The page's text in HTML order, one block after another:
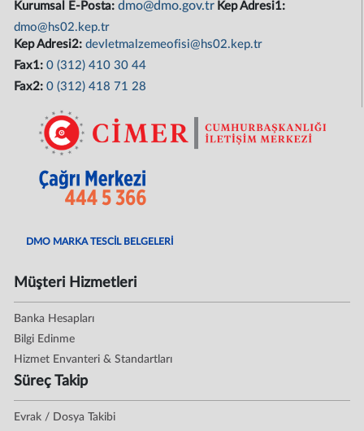
Kurumsal E-Posta:dmo@dmo.gov.tr Kep Adresi1:
dmo@hs02.kep.tr
Kep Adresi2:devletmalzemeofisi@hs02.kep.tr
Fax1:0 (312) 410 30 44
Fax2:0 (312) 418 71 28
DMO MARKA TESCİL BELGELERİ
Müşteri Hizmetleri
Banka Hesapları
Bilgi Edinme
Hizmet Envanteri & Standartları
Süreç Takip
Evrak / Dosya Takibi